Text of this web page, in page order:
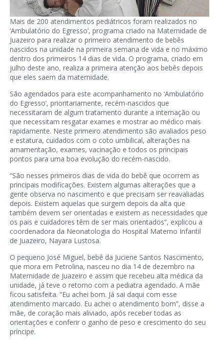
Mais de 200 atendimentos pediátricos foram realizados no
‘Ambulatório do Egresso’, programa criado na Maternidade de
Juazeiro para realizar o primeiro atendimento de bebês
nascidos na unidade na primeira semana de vida e no máximo
dentro dos primeiros 14 dias de vida. O programa, criado em
julho deste ano, realiza a primeira atenção aos bebês depois
que eles saem da maternidade.
São agendados para este acompanhamento no ‘Ambulatório
do Egresso’, prioritariamente, recém-nascidos que
necessitaram de algum tratamento durante a internação ou
que necessitam resgatar exames e mostrar ao médico mais
rapidamente. Neste primeiro atendimento são avaliados peso
e estatura, cuidados com o coto umbilical, alterações na
amamentação, exames, vacinação e todos os principais
pontos para uma boa evolução do recém-nascido.
“São nesses primeiros dias de vida do bebê que ocorrem as
principais modificações. Existem algumas alterações que a
gente observa no nascimento e que precisam ser reavaliadas
depois. Existem aquelas que surgem depois da alta que
também devem ser orientadas e existem as necessidades que
os pais e cuidadores têm de ser mais orientados”, explicou a
coordenadora da Neonatologia do Hospital Materno Infantil
de Juazeiro, Nayara Lustosa.
O pequeno José Miguel, bebê da Juciene Santos Nascimento,
que mora em Petrolina, nasceu no dia 14 de dezembro na
Maternidade de Juazeiro e assim que recebeu alta médica da
unidade, já teve o retorno com a pediatra agendado. A mãe
ficou satisfeita. “Eu achei bom. Já sai daqui com esse
atendimento marcado. Eu achei o atendimento bom”, disse a
mãe, de coração mais aliviado, após receber todas as
orientações e conferir o ganho de peso e crescimento do seu
príncipe.